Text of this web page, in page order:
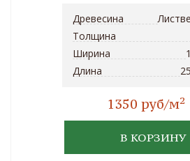
Древесина
Толщина
Ширина
Длина
1350 руб/м2
В КОРЗИНУ